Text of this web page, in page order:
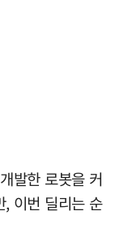
발한 로봇을 커
, 이번 딜리는 순